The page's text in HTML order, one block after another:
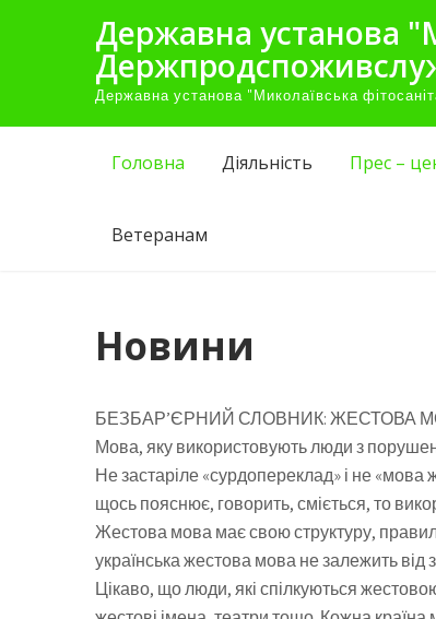
Державна установа
Державна установа "Миколаївська
Головна Діяльність Прес –
Ветеранам
Новини
БЕЗБАР’ЄРНИЙ СЛОВНИК: ЖЕСТОВА
Мова, яку використовують люди з
Не застаріле «сурдопереклад» і не «мова
щось пояснює, говорить, сміється, то
Жестова мова має свою структуру,
українська жестова мова не залежить від
Цікаво, що люди, які спілкуються